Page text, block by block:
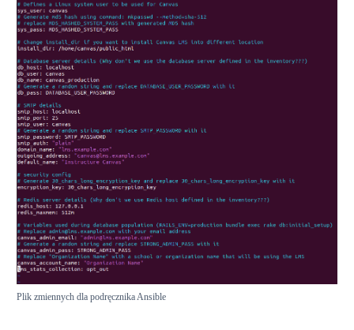
Plik zmiennych dla podręcznika Ansible